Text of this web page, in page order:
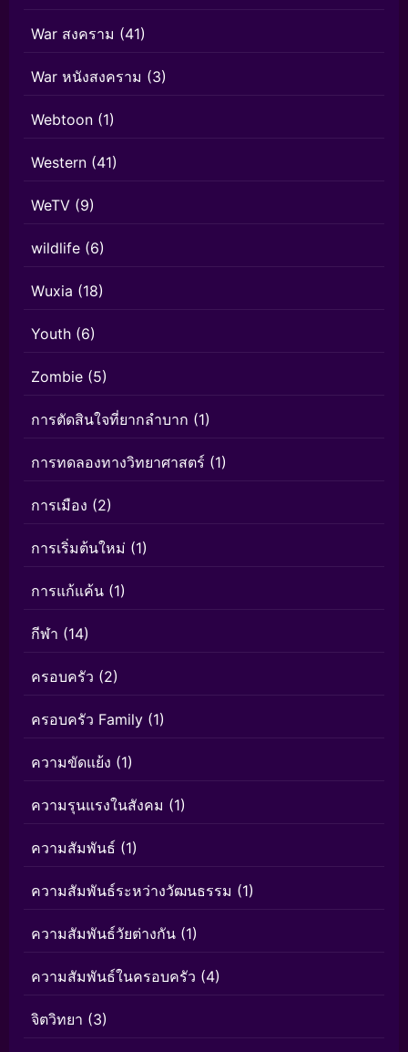
War สงคราม (41)
War หนังสงคราม (3)
Webtoon (1)
Western (41)
WeTV (9)
wildlife (6)
Wuxia (18)
Youth (6)
Zombie (5)
การตัดสินใจที่ยากลำบาก (1)
การทดลองทางวิทยาศาสตร์ (1)
การเมือง (2)
การเริ่มต้นใหม่ (1)
การแก้แค้น (1)
กีฬา (14)
ครอบครัว (2)
ครอบครัว Family (1)
ความขัดแย้ง (1)
ความรุนแรงในสังคม (1)
ความสัมพันธ์ (1)
ความสัมพันธ์ระหว่างวัฒนธรรม (1)
ความสัมพันธ์วัยต่างกัน (1)
ความสัมพันธ์ในครอบครัว (4)
จิตวิทยา (3)